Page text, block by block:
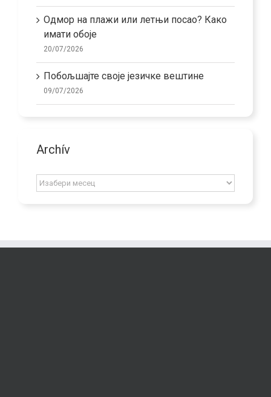
Одмор на плажи или летњи посао? Како
имати обоје
20/07/2026
Побољшајте своје језичке вештине
09/07/2026
Archív
Archív